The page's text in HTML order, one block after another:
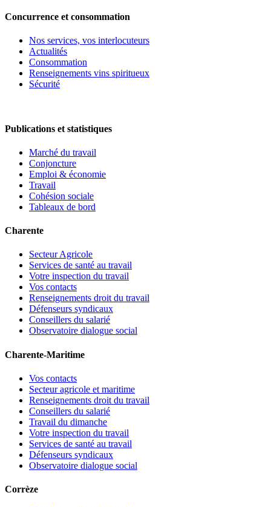
Concurrence et consommation
Nos services, vos interlocuteurs
Actualités
Consommation
Renseignements vins spiritueux
Sécurité
Publications et statistiques
Marché du travail
Conjoncture
Emploi & économie
Travail
Cohésion sociale
Tableaux de bord
Charente
Secteur Agricole
Services de santé au travail
Votre inspection du travail
Vos contacts
Renseignements droit du travail
Défenseurs syndicaux
Conseillers du salarié
Observatoire dialogue social
Charente-Maritime
Vos contacts
Secteur agricole et maritime
Renseignements droit du travail
Conseillers du salarié
Travail du dimanche
Votre inspection du travail
Services de santé au travail
Défenseurs syndicaux
Observatoire dialogue social
Corrèze